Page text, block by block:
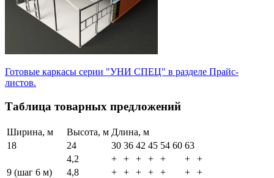
Готовые каркасы серии "УНИ СПЕЦ" в разделе Прайс-
листов.
Таблица товарных предложений
Ширина, м Высота, м Длина, м
18
24 30 36 42 45 54 60 63
9 (шаг 6 м)
4,2 + + + + + +
+
4,8
+ + + + + +
+